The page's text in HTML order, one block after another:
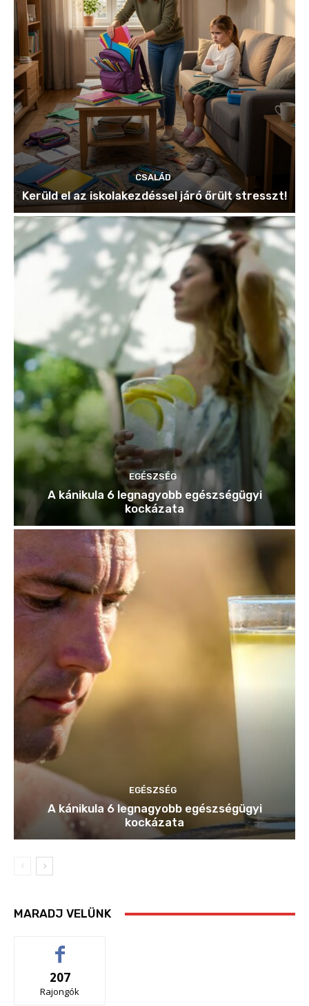
CSALÁD
Kerüld el az iskolakezdéssel járó őrült stresszt!
EGÉSZSÉG
A kánikula 6 legnagyobb egészségügyi
kockázata
EGÉSZSÉG
A kánikula 6 legnagyobb egészségügyi
kockázata
MARADJ VELÜNK
207
Rajongók